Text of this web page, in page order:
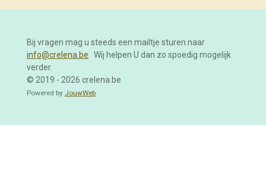
Bij vragen mag u steeds een mailtje sturen naar
info@crelena.be . Wij helpen U dan zo spoedig mogelijk
verder.
© 2019 - 2026 crelena.be
Powered by JouwWeb